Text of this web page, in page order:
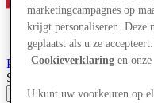
ParndorfDesigner Outlet
Search input
marketingcampagnes op
krijgt personaliseren. Deze
geplaatst als u ze
Cookieverklaring en onze
U kunt uw voorkeuren op